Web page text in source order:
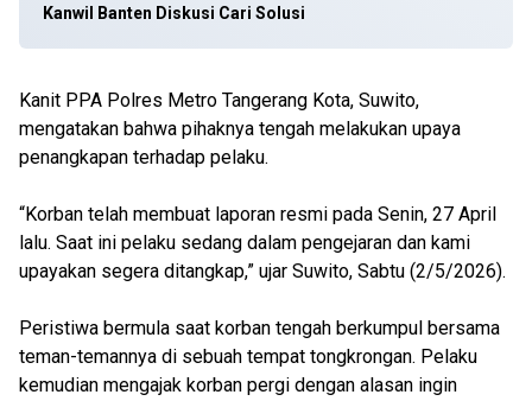
Kanwil Banten Diskusi Cari Solusi
Kanit PPA Polres Metro Tangerang Kota, Suwito,
mengatakan bahwa pihaknya tengah melakukan upaya
penangkapan terhadap pelaku.
“Korban telah membuat laporan resmi pada Senin, 27 April
lalu. Saat ini pelaku sedang dalam pengejaran dan kami
upayakan segera ditangkap,” ujar Suwito, Sabtu (2/5/2026).
Peristiwa bermula saat korban tengah berkumpul bersama
teman-temannya di sebuah tempat tongkrongan. Pelaku
kemudian mengajak korban pergi dengan alasan ingin